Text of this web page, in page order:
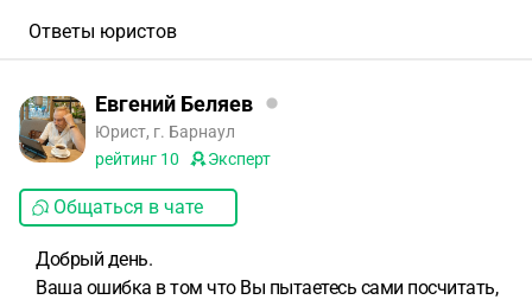
Ответы юристов
Евгений Беляев
Юрист, г. Барнаул
рейтинг 10 Эксперт
Общаться в чате
Добрый день.
Ваша ошибка в том что Вы пытаетесь сами посчитать,